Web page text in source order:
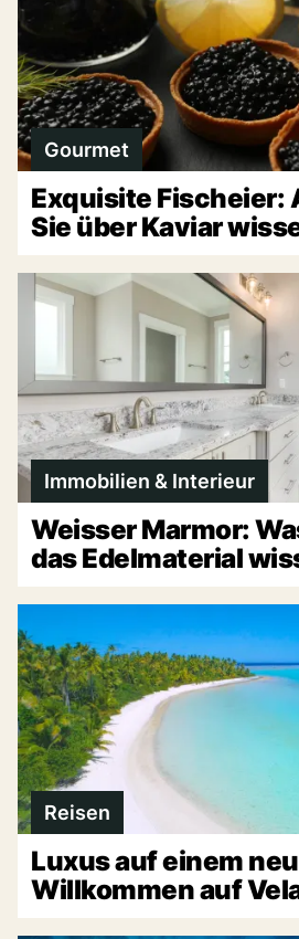
Gourmet
Exquisite Fischeier:
Sie über Kaviar
Immobilien & Interieur
Weisser Marmor:
das Edelmaterial
Reisen
Luxus auf einem
Willkommen auf